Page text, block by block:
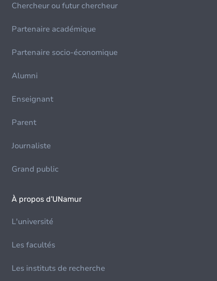
Chercheur ou futur chercheur
Partenaire académique
Partenaire socio-économique
Alumni
Enseignant
Parent
Journaliste
Grand public
À propos d'UNamur
L'université
Les facultés
Les instituts de recherche